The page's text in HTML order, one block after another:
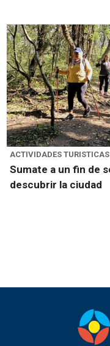
ACTIVIDADES TURISTICAS
Sumate a un fin de
descubrir la ciudad